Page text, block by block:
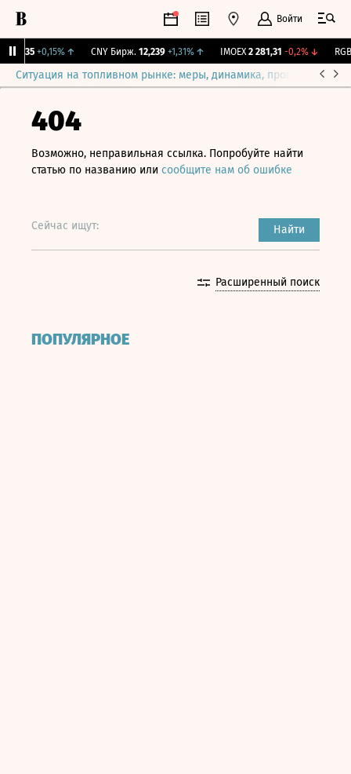
Войти
115,35 +0,15%↑ CNY Бирж. 12,239 +1,31% ↑ IMOEX 2 281,31 -0,2%↓
Ситуация на топливном рынке: меры, динамика, прогнозы
404
Возможно, неправильная ссылка. Попробуйте найти
статью по названию или сообщите нам об ошибке
Сейчас ищут: Найти
Расширенный поиск
ПОПУЛЯРНОЕ